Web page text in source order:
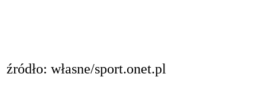
źródło: własne/sport.onet.pl